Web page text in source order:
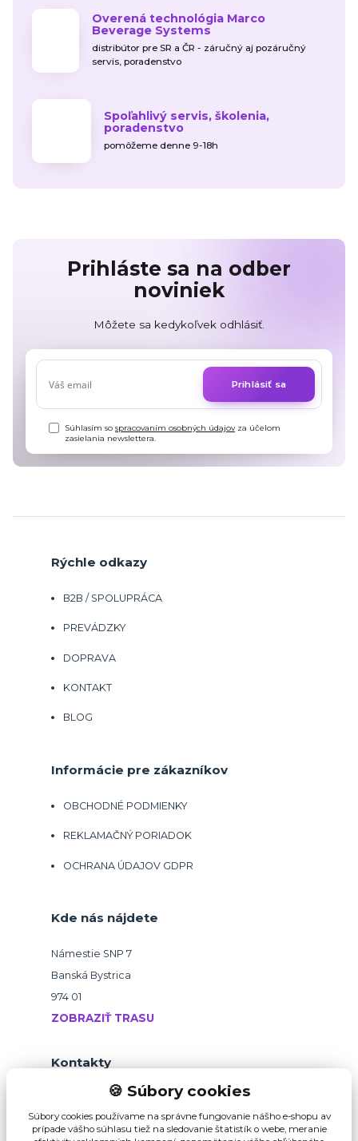
Overená technológia Marco
Beverage Systems
distribútor pre SR a ČR - záručný aj pozáručný
servis, poradenstvo
Spoľahlivý servis, školenia,
poradenstvo
pomôžeme denne 9-18h
Prihláste sa na odber
noviniek
Môžete sa kedykoľvek odhlásiť.
Prihlásiť sa
Súhlasím sospracovaním osobných údajovza účelom
zasielania newslettera.
Rýchle odkazy
B2B / SPOLUPRÁCA
PREVÁDZKY
DOPRAVA
KONTAKT
BLOG
Informácie pre zákazníkov
OBCHODNÉ PODMIENKY
REKLAMAČNÝ PORIADOK
OCHRANA ÚDAJOV GDPR
Kde nás nájdete
Námestie SNP 7
Banská Bystrica
974 01
ZOBRAZIŤ TRASU
Kontakty
🍪 Súbory cookies
Súbory cookies používame na správne fungovanie nášho e-shopu av
prípade vášho súhlasu tiež na sledovanie štatistík o webe, meranie